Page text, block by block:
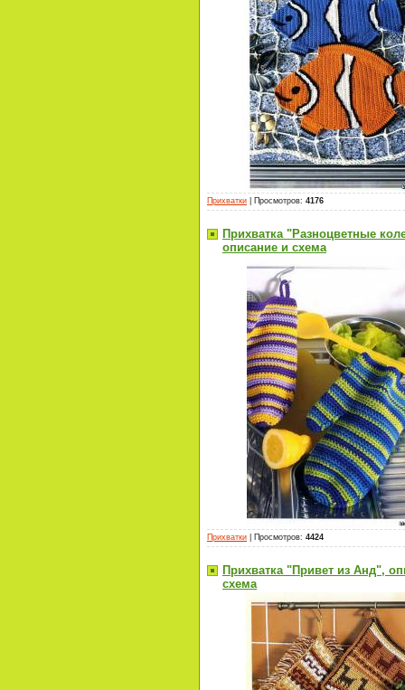
Прихватки Просмотров: 4176
Прихватка "Разноцветные
описание и схема
Прихватки Просмотров: 4424
Прихватка "Привет из Анд",
схема